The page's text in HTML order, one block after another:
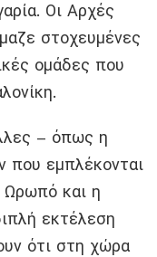
Οι Αρχές
στοχευμένες
ομάδες που
– όπως η
που εμπλέκονται
Ωρωπό και η
εκτέλεση
ότι στη χώρα